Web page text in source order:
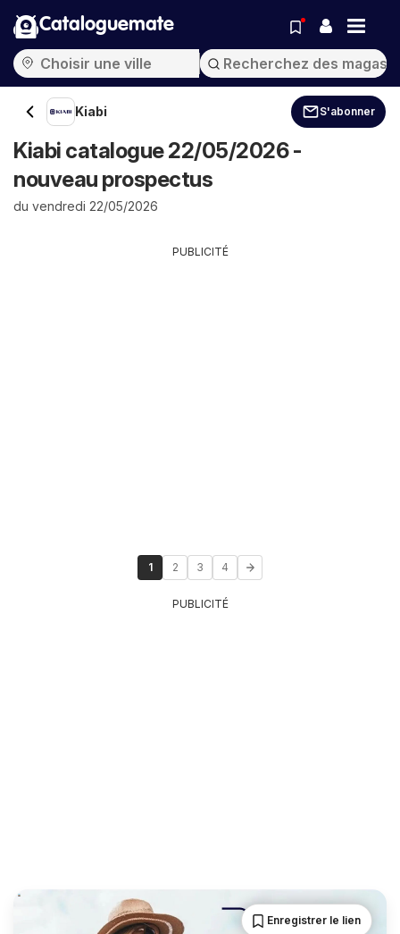
Cataloguemate
Kiabi S'abonner
Kiabi catalogue 22/05/2026 -
nouveau prospectus
du vendredi 22/05/2026
PUBLICITÉ
1 2 3 4
PUBLICITÉ
Enregistrer le lien